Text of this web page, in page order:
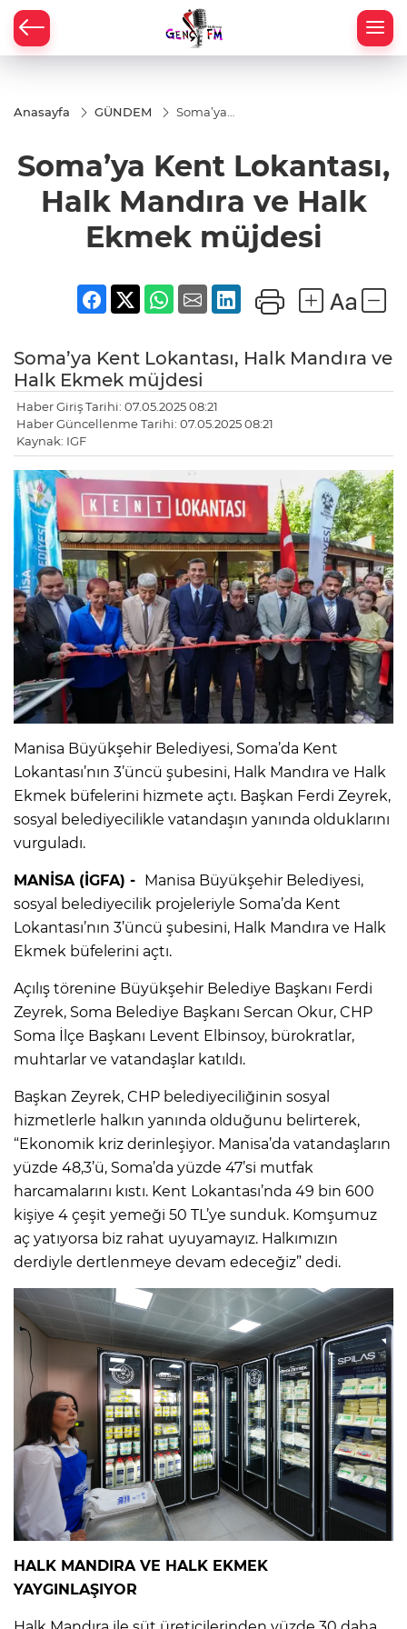
Anasayfa GÜNDEM
Soma’ya
Mandıra
Ekmek
müjdesi
Soma’ya Kent Lokantası,
Halk Mandıra ve Halk
Ekmek müjdesi
Soma’ya Kent Lokantası, Halk Mandıra ve
Halk Ekmek müjdesi
Haber Giriş Tarihi: 07.05.2025 08:21
Haber Güncellenme Tarihi: 07.05.2025 08:21
Kaynak: IGF
Manisa Büyükşehir Belediyesi, Soma’da Kent
Lokantası’nın 3’üncü şubesini, Halk Mandıra ve Halk
Ekmek büfelerini hizmete açtı. Başkan Ferdi Zeyrek,
sosyal belediyecilikle vatandaşın yanında olduklarını
vurguladı.
MANİSA (İGFA) - Manisa Büyükşehir Belediyesi,
sosyal belediyecilik projeleriyle Soma’da Kent
Lokantası’nın 3’üncü şubesini, Halk Mandıra ve Halk
Ekmek büfelerini açtı.
Açılış törenine Büyükşehir Belediye Başkanı Ferdi
Zeyrek, Soma Belediye Başkanı Sercan Okur, CHP
Soma İlçe Başkanı Levent Elbinsoy, bürokratlar,
muhtarlar ve vatandaşlar katıldı.
Başkan Zeyrek, CHP belediyeciliğinin sosyal
hizmetlerle halkın yanında olduğunu belirterek,
“Ekonomik kriz derinleşiyor. Manisa’da vatandaşların
yüzde 48,3’ü, Soma’da yüzde 47’si mutfak
harcamalarını kıstı. Kent Lokantası’nda 49 bin 600
kişiye 4 çeşit yemeği 50 TL’ye sunduk. Komşumuz
aç yatıyorsa biz rahat uyuyamayız. Halkımızın
derdiyle dertlenmeye devam edeceğiz” dedi.
HALK MANDIRA VE HALK EKMEK
YAYGINLAŞIYOR